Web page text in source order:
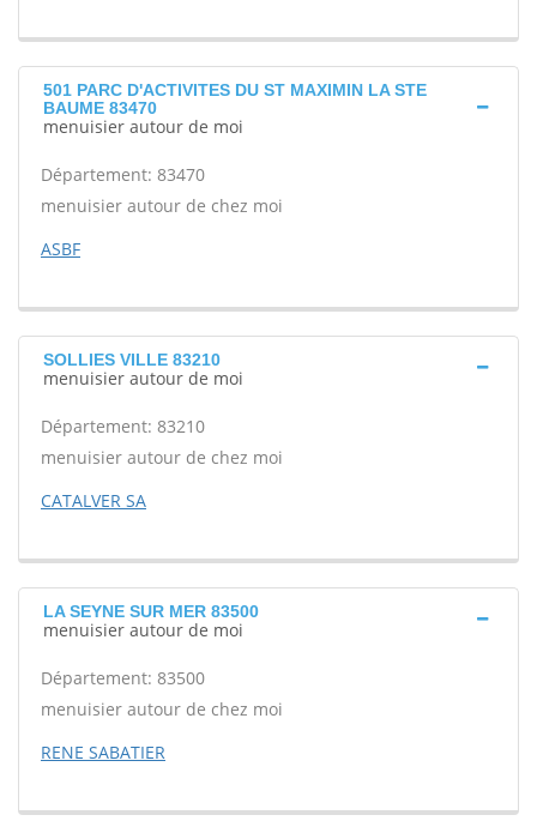
501 PARC D'ACTIVITES DU ST MAXIMIN LA STE
BAUME 83470
menuisier autour de moi
Département: 83470
menuisier autour de chez moi
ASBF
SOLLIES VILLE 83210
menuisier autour de moi
Département: 83210
menuisier autour de chez moi
CATALVER SA
LA SEYNE SUR MER 83500
menuisier autour de moi
Département: 83500
menuisier autour de chez moi
RENE SABATIER